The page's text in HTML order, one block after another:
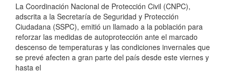
La Coordinación Nacional de Protección Civil (CNPC),
adscrita a la Secretaría de Seguridad y Protección
Ciudadana (SSPC), emitió un llamado a la población para
reforzar las medidas de autoprotección ante el marcado
descenso de temperaturas y las condiciones invernales que
se prevé afecten a gran parte del país desde este viernes y
hasta el